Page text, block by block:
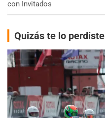
con Invitados
Quizás te lo perdiste